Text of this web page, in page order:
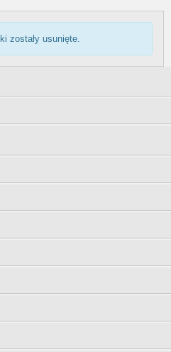
zostały usunięte.